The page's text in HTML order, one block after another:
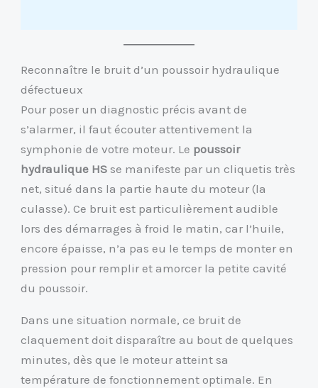
Reconnaître le bruit d’un poussoir hydraulique
défectueux
Pour poser un diagnostic précis avant de
s’alarmer, il faut écouter attentivement la
symphonie de votre moteur. Le poussoir
hydraulique HS se manifeste par un cliquetis très
net, situé dans la partie haute du moteur (la
culasse). Ce bruit est particulièrement audible
lors des démarrages à froid le matin, car l’huile,
encore épaisse, n’a pas eu le temps de monter en
pression pour remplir et amorcer la petite cavité
du poussoir.
Dans une situation normale, ce bruit de
claquement doit disparaître au bout de quelques
minutes, dès que le moteur atteint sa
température de fonctionnement optimale. En